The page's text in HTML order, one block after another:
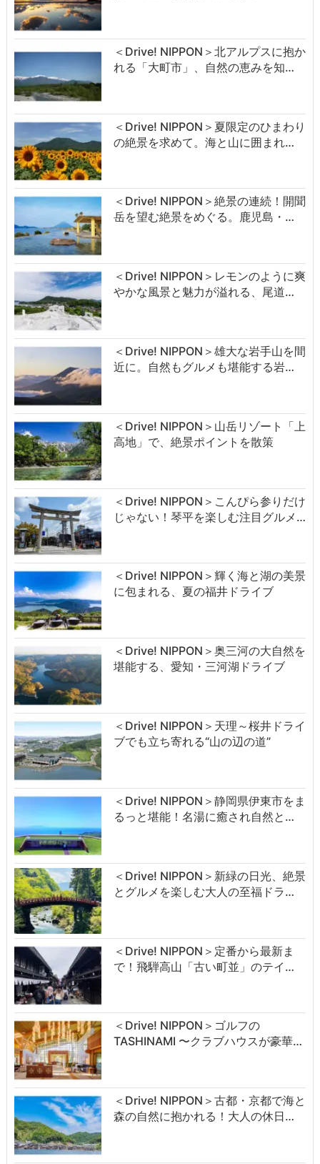
＜Drive! NIPPON＞北アルプスに抱か
れる「大町市」、自然の恵みを知…
＜Drive! NIPPON＞夏限定のひまわり
の絶景を求めて。海と山に囲まれ…
＜Drive! NIPPON＞絶景の連続！開聞
岳を望む絶景をめぐる。鹿児島・…
＜Drive! NIPPON＞レモンのように爽
やかな風景と魅力が溢れる、尾道…
＜Drive! NIPPON＞雄大な岩手山を間
近に。自然もグルメも堪能する岩…
＜Drive! NIPPON＞山岳リゾート「上
高地」で、絶景ポイントを散策
＜Drive! NIPPON＞こんぴら参りだけ
じゃない！琴平を楽しむ注目グルメ…
＜Drive! NIPPON＞輝く海と湖の美景
に包まれる、夏の福井ドライブ
＜Drive! NIPPON＞奥三河の大自然を
堪能する、愛知・三河湖ドライブ
＜Drive! NIPPON＞天理～桜井ドライ
ブでも立ち寄れる“山の辺の道”
＜Drive! NIPPON＞静岡県伊東市をま
るっと堪能！名湯に癒され自然と…
＜Drive! NIPPON＞新緑の日光、絶景
とグルメを楽しむ大人の至福ドラ…
＜Drive! NIPPON＞定番から最新ま
で！飛騨高山「古い町並」のテイ…
＜Drive! NIPPON＞ゴルフの
TASHINAMI 〜クラブハウスが豪華…
＜Drive! NIPPON＞古都・京都で海と
森の自然に抱かれる！大人の休日…